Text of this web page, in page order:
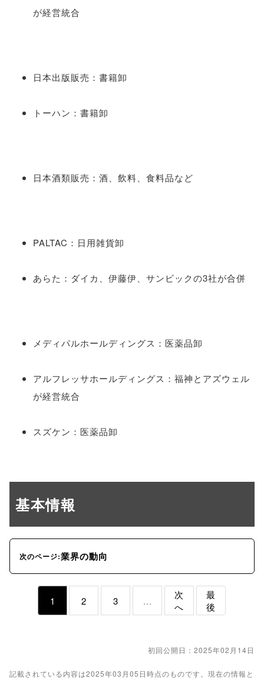
が経営統合
日本出版販売：書籍卸
トーハン：書籍卸
日本酒類販売：酒、飲料、食料品など
PALTAC：日用雑貨卸
あらた：ダイカ、伊藤伊、サンビックの3社が合併
メディパルホールディングス：医薬品卸
アルフレッサホールディングス：福神とアズウェル
が経営統合
スズケン：医薬品卸
基本情報
次のページ:業界の動向
1 2 3 ...
次
へ
最
後
初回公開日：2025年02月14日
記載されている内容は2025年03月05日時点のものです。現在の情報と